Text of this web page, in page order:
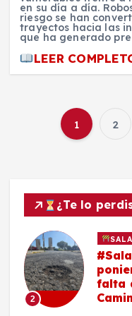
en su día a día.
riesgo se han
trayectos hacia las
que ha generado
LEER
1 2
¿Te lo
2
falta